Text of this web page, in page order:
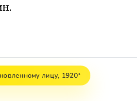
лицу, 1920*